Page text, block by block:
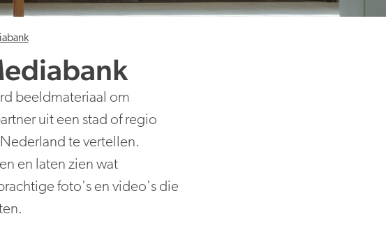
beeldmateriaal om
uit een stad of regio
te vertellen.
en laten zien wat
foto's en video's die